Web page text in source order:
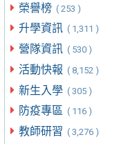
榮譽榜 ( 253 )
升學資訊 ( 1,311 )
營隊資訊 ( 530 )
活動快報 ( 8,152 )
新生入學 ( 305 )
防疫專區 ( 116 )
教師研習 ( 3,276 )